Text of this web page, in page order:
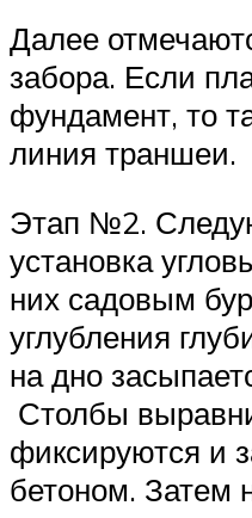
Далее
забора. Если
фундамент, то
линия траншеи.
Этап №2.
установка
них садовым
углубления
на дно
Столбы
фиксируются и
бетоном. Затем